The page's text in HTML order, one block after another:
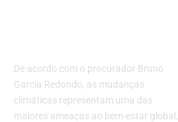
De acordo com o procurador Bruno
Garcia Redondo, as mudanças
climáticas representam uma das
maiores ameaças ao bem-estar global,